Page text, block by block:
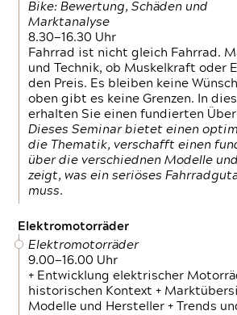
Bike: Bewertung, Schäden und
Marktanalyse
8.30—16.30 Uhr
Fahrrad ist nicht gleich Fahrrad.
und Technik, ob Muskelkraft oder
den Preis. Es bleiben keine
oben gibt es keine Grenzen. In
erhalten Sie einen fundierten
Dieses Seminar bietet einen
die Thematik, verschafft einen
über die verschiednen Modelle
zeigt, was ein seriöses
muss.
Elektromotorräder
Elektromotorräder
9.00—16.00 Uhr
+ Entwicklung elektrischer
historischen Kontext +
Modelle und Hersteller + Trends